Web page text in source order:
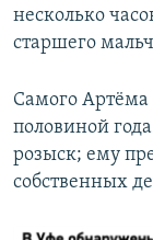
несколько
старшего
Самого
половиной
розыск; ему
собственных